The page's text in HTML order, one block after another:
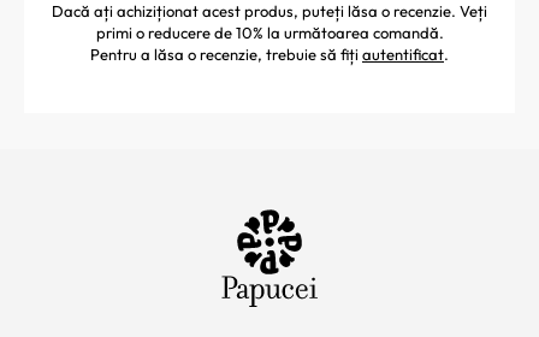
Dacă ați achiziționat acest produs, puteți lăsa o recenzie. Veți
primi o reducere de 10% la următoarea comandă.
Pentru a lăsa o recenzie, trebuie să fiți autentificat.